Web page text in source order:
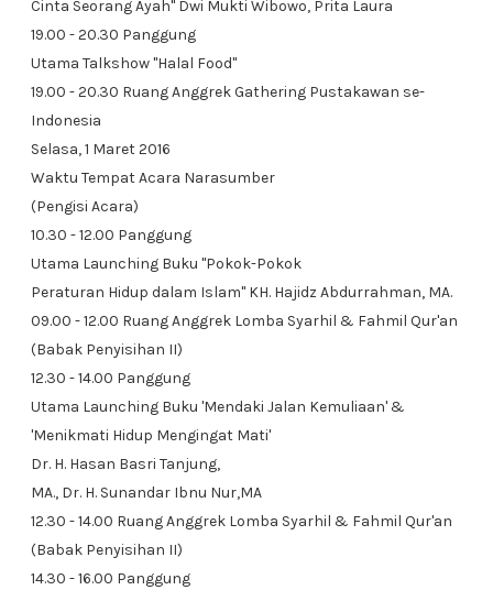
Cinta Seorang Ayah" Dwi Mukti Wibowo, Prita Laura
19.00 - 20.30 Panggung
Utama Talkshow "Halal Food"
19.00 - 20.30 Ruang Anggrek Gathering Pustakawan se-
Indonesia
Selasa, 1 Maret 2016
Waktu Tempat Acara Narasumber
(Pengisi Acara)
10.30 - 12.00 Panggung
Utama Launching Buku "Pokok-Pokok
Peraturan Hidup dalam Islam" KH. Hajidz Abdurrahman, MA.
09.00 - 12.00 Ruang Anggrek Lomba Syarhil & Fahmil Qur'an
(Babak Penyisihan II)
12.30 - 14.00 Panggung
Utama Launching Buku 'Mendaki Jalan Kemuliaan' &
'Menikmati Hidup Mengingat Mati'
Dr. H. Hasan Basri Tanjung,
MA., Dr. H. Sunandar Ibnu Nur,MA
12.30 - 14.00 Ruang Anggrek Lomba Syarhil & Fahmil Qur'an
(Babak Penyisihan II)
14.30 - 16.00 Panggung